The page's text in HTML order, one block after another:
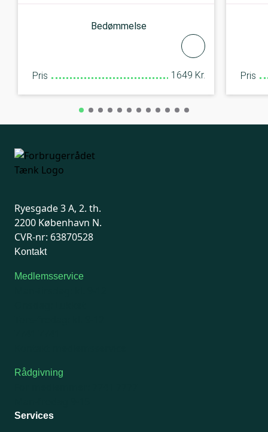
Bedømmelse
Pris 1649 Kr. Pris
Ryesgade 3 A, 2. th.
2200 København N.
CVR-nr: 63870528
Kontakt
Medlemsservice
Rådgivning
Services